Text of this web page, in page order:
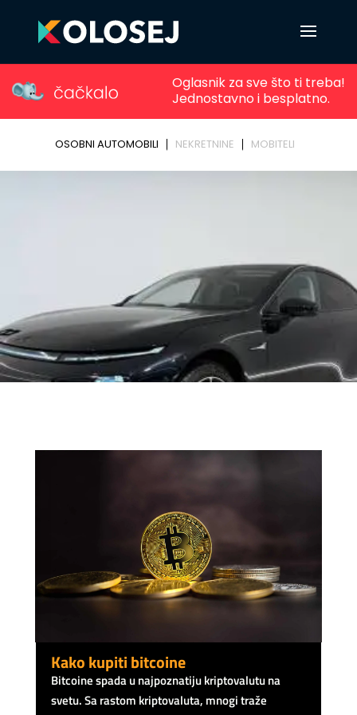
Kako kupiti bitcoine
Bitcoine spada u najpoznatiju kriptovalutu na
svetu. Sa rastom kriptovaluta, mnogi traže